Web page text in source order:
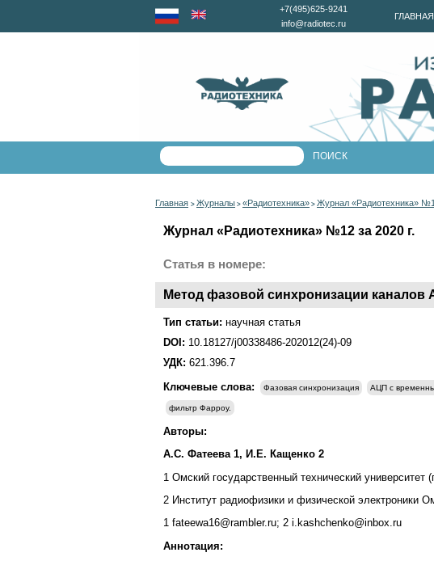
ГЛАВНАЯ
+7(495)625-9241
info@radiotec.ru
Главная > Журналы > «Радиотехника» > Журнал «Радиотехника»
Журнал «Радиотехника» №12 за 2020 г.
Статья в номере:
Метод фазовой синхронизации
Тип статьи: научная статья
DOI: 10.18127/j00338486-202012(24)-09
УДК: 621.396.7
Ключевые слова:
Фазовая синхронизация АЦП с
фильтр Фарроу.
Авторы:
А.С. Фатеева 1, И.Е. Кащенко 2
1 Омский государственный технический университет
2 Институт радиофизики и физической электроники
1 fateewa16@rambler.ru; 2 i.kashchenko@inbox.ru
Аннотация: